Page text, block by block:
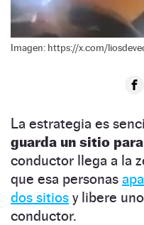
Imagen: https://x.com/
La estrategia es
guarda un sitio
conductor llega a la
que esa personas
dos sitios y libere
conductor.